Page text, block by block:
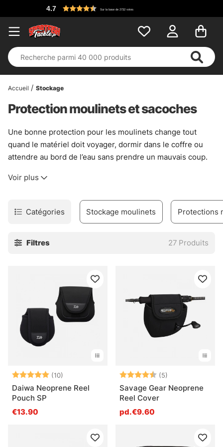
4.7 Sur la base de 2732 votes
Accueil Stockage
Protection moulinets et sacoches
Une bonne protection pour les moulinets change tout
quand le matériel doit voyager, dormir dans le coffre ou
attendre au bord de l’eau sans prendre un mauvais coup.
des rayures, du sable et de l’humidité, sans compliquer la
sessions, une housse bien pensée évite ces petits tracas
qui finissent par coûter cher. C’est discret. C’est utile. Et
Les sacoches pour moulinets servent surtout quand
temps, on protège les freinages délicats, et on évite ce
moment un peu bête où tout s’entrechoque dans le sac.
Pour les pêcheurs qui bougent beaucoup, c’est un vrai
gain de calme. Pour ceux qui aiment garder leur
équipement net, aussi. Un peu de place, un peu d’ordre, et
le matériel respire mieux.
Questions fréquentes sur la protection des
Voir plus
Catégories Stockage moulinets Protections
Filtres 27 Produits
Note: (10)
5.0 sur 5 étoiles
Daiwa Neoprene Reel
Pouch SP
€13.90
Note: (5)
Savage Gear Neoprene
Reel Cover
pd.€9.60